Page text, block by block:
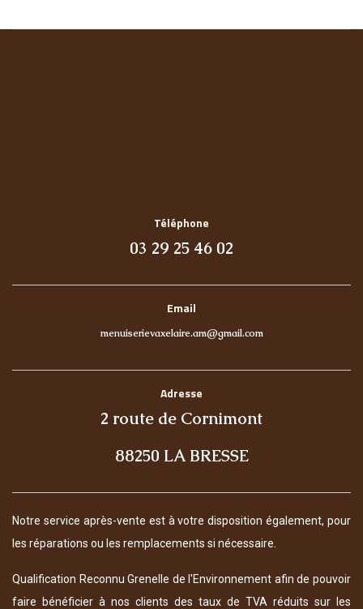
Téléphone
03 29 25 46 02
Email
menuiserievaxelaire.am@gmail.com
Adresse
2 route de Cornimont
88250 LA BRESSE
Notre service après-vente est à votre disposition également, pour
les réparations ou les remplacements si nécessaire.
Qualification Reconnu Grenelle de l'Environnement afin de pouvoir
faire bénéficier à nos clients des taux de TVA réduits sur les